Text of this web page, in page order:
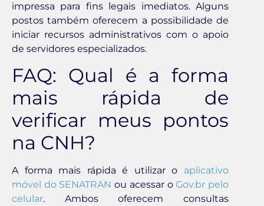
impressa para fins legais imediatos. Alguns
postos também oferecem a possibilidade de
iniciar recursos administrativos com o apoio
de servidores especializados.
FAQ: Qual é a forma
mais rápida de
verificar meus pontos
na CNH?
A forma mais rápida é utilizar o aplicativo
móvel do SENATRAN ou acessar oGov.br pelo
celular. Ambos oferecem consultas